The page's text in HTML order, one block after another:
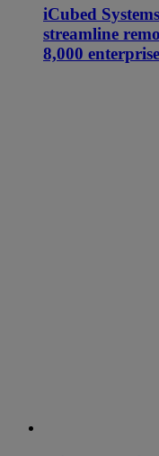
iCubed
streamline
8,000